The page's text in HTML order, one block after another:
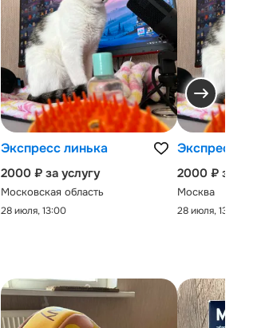
Экспресс линька
2000 ₽ за услугу
Московская область
28 июля, 13:00
Экспресс-
2000 ₽ за
Москва
28 июля, 13:00